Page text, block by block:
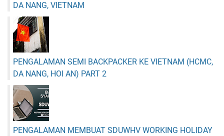
DA NANG, VIETNAM
PENGALAMAN SEMI BACKPACKER KE VIETNAM (HCMC,
DA NANG, HOI AN) PART 2
PENGALAMAN MEMBUAT SDUWHV WORKING HOLIDAY